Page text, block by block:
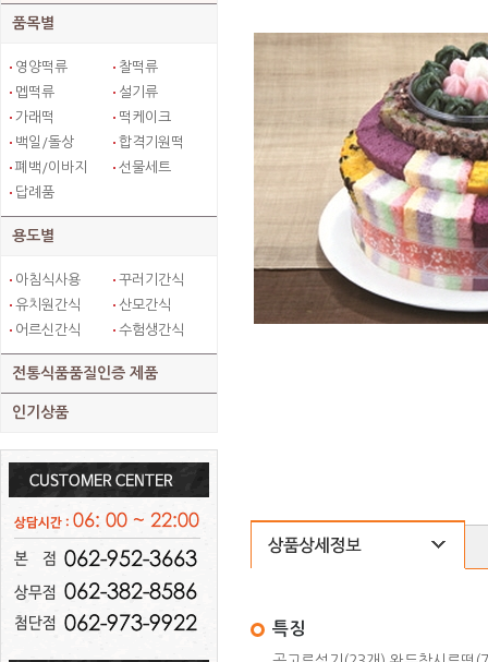
품목별
영양떡류
찰떡류
멥떡류
설기류
가래떡
떡케이크
백일/돌상
합격기원떡
폐백/이바지
선물세트
답례품
용도별
아침식사용
꾸러기간식
유치원간식
산모간식
어르신간식
수험생간식
전통식품품질인증 제품
인기상품
특징